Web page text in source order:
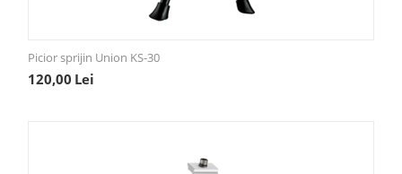
Picior sprijin Union KS-30
120,00 Lei